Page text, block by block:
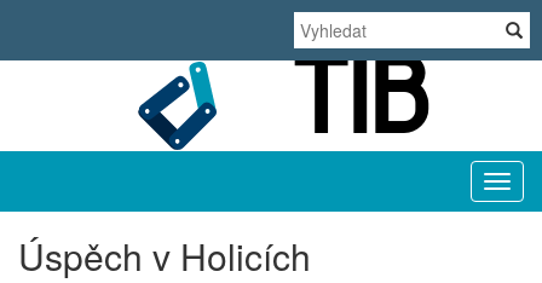
TIB
Úspěch v Holicích